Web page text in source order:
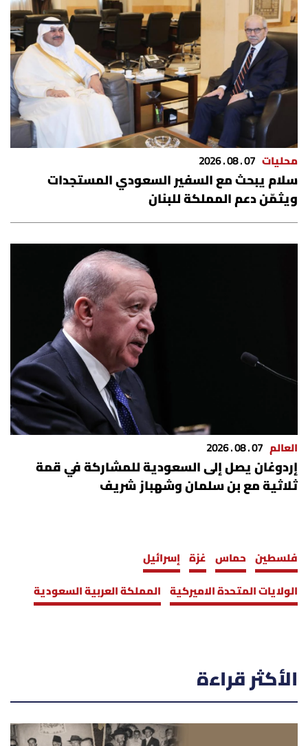
محليات 07 . 08 . 2026
سلام يبحث مع السفير السعودي المستجدات
ويثمّن دعم المملكة للبنان
العالم 07 . 08 . 2026
إردوغان يصل إلى السعودية للمشاركة في قمة
ثلاثية مع بن سلمان وشهباز شريف
فلسطين حماس غزة إسرائيل
الولايات المتحدة الاميركية المملكة العربية السعودية
الأكثر قراءة